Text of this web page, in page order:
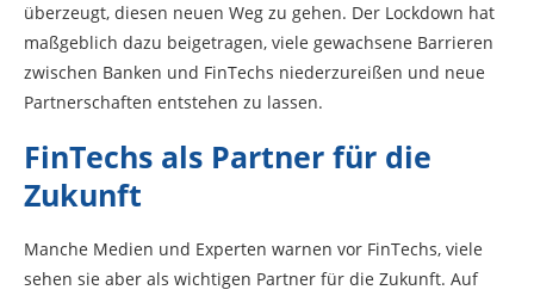
überzeugt, diesen neuen Weg zu gehen. Der Lockdown hat
maßgeblich dazu beigetragen, viele gewachsene Barrieren
zwischen Banken und FinTechs niederzureißen und neue
Partnerschaften entstehen zu lassen.
FinTechs als Partner für die
Zukunft
Manche Medien und Experten warnen vor FinTechs, viele
sehen sie aber als wichtigen Partner für die Zukunft. Auf